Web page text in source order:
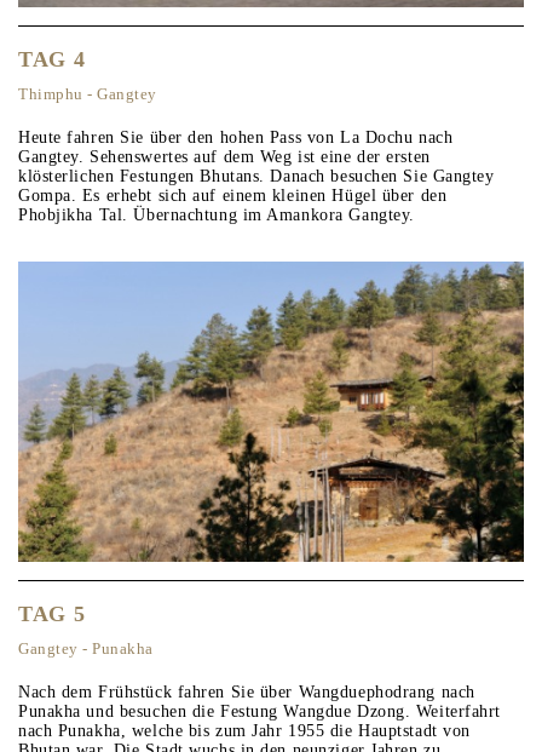
TAG 4
Thimphu - Gangtey
Heute fahren Sie über den hohen Pass von La Dochu nach
Gangtey. Sehenswertes auf dem Weg ist eine der ersten
klösterlichen Festungen Bhutans. Danach besuchen Sie Gangtey
Gompa. Es erhebt sich auf einem kleinen Hügel über den
Phobjikha Tal. Übernachtung im Amankora Gangtey.
TAG 5
Gangtey - Punakha
Nach dem Frühstück fahren Sie über Wangduephodrang nach
Punakha und besuchen die Festung Wangdue Dzong. Weiterfahrt
nach Punakha, welche bis zum Jahr 1955 die Hauptstadt von